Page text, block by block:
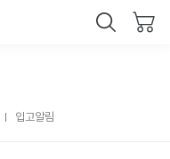
입고알림